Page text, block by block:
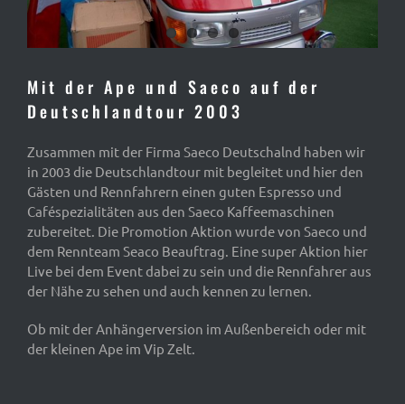
Mit der Ape und Saeco auf der
Deutschlandtour 2003
Zusammen mit der Firma Saeco Deutschalnd haben wir
in 2003 die Deutschlandtour mit begleitet und hier den
Gästen und Rennfahrern einen guten Espresso und
Caféspezialitäten aus den Saeco Kaffeemaschinen
zubereitet. Die Promotion Aktion wurde von Saeco und
dem Rennteam Seaco Beauftrag. Eine super Aktion hier
Live bei dem Event dabei zu sein und die Rennfahrer aus
der Nähe zu sehen und auch kennen zu lernen.
Ob mit der Anhängerversion im Außenbereich oder mit
der kleinen Ape im Vip Zelt.